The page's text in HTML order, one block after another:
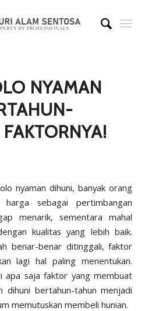
NYAMAN
nyaman dihuni, banyak orang
harga sebagai pertimbangan
menarik, sementara mahal
kualitas yang lebih baik.
benar-benar ditinggali, faktor
lagi hal paling menentukan.
apa saja faktor yang membuat
dihuni bertahun-tahun menjadi
memutuskan membeli hunian.